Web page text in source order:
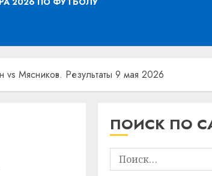
vs Мясников. Результаты 9 мая 2026
ПОИСК ПО
Найти: